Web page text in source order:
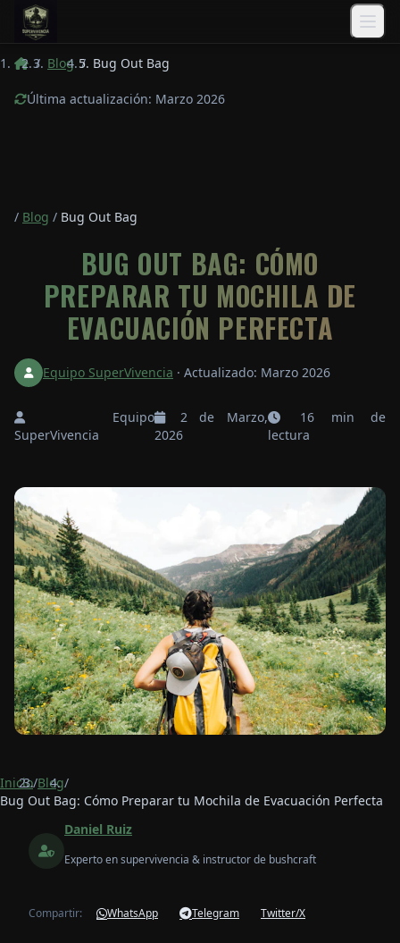
Saltar al contenido principal
/ Blog / Bug Out Bag
Última actualización: Marzo 2026
/ Blog / Bug Out Bag
BUG OUT BAG: CÓMO
PREPARAR TU MOCHILA DE
EVACUACIÓN PERFECTA
Equipo SuperVivencia · Actualizado: Marzo 2026
Equipo
SuperVivencia
2 de Marzo,
2026
16 min de
lectura
Inicio/Blog/
Bug Out Bag: Cómo Preparar tu Mochila de Evacuación Perfecta
Daniel Ruiz
Experto en supervivencia & instructor de bushcraft
Compartir: WhatsApp Telegram Twitter/X